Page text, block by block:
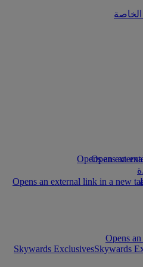
Skywards ExclusivesSkywards